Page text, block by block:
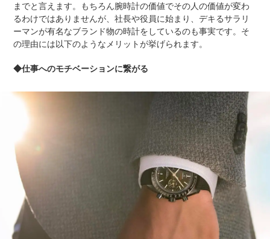
までと言えます。もちろん腕時計の価値でその人の価値が変わ
るわけではありませんが、社長や役員に始まり、デキるサラリ
ーマンが有名なブランド物の時計をしているのも事実です。そ
の理由には以下のようなメリットが挙げられます。
◆仕事へのモチベーションに繋がる